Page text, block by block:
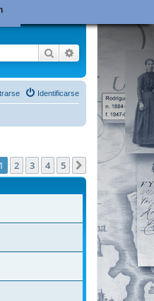
Buscar Búsqueda
Identificarse
1 2 3 4 5 Siguiente